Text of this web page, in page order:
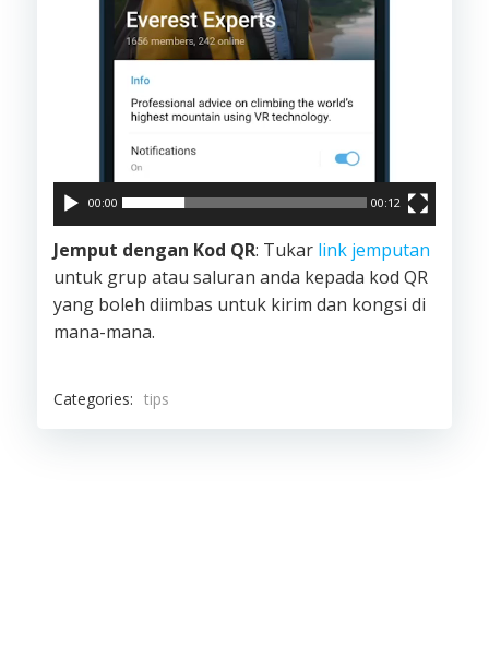
00:00 00:12
Jemput dengan Kod QR: Tukar link jemputan
untuk grup atau saluran anda kepada kod QR
yang boleh diimbas untuk kirim dan kongsi di
mana-mana.
Categories: tips